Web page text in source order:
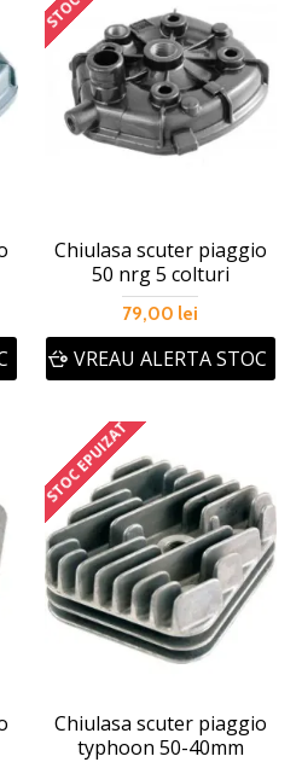
Chiulasa scuter piaggio
50 nrg 5 colturi
79,00 lei
VREAU ALERTA STOC
STOC EPUIZAT
Chiulasa scuter piaggio
typhoon 50-40mm